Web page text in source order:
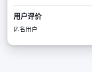
用户评价
匿名用户